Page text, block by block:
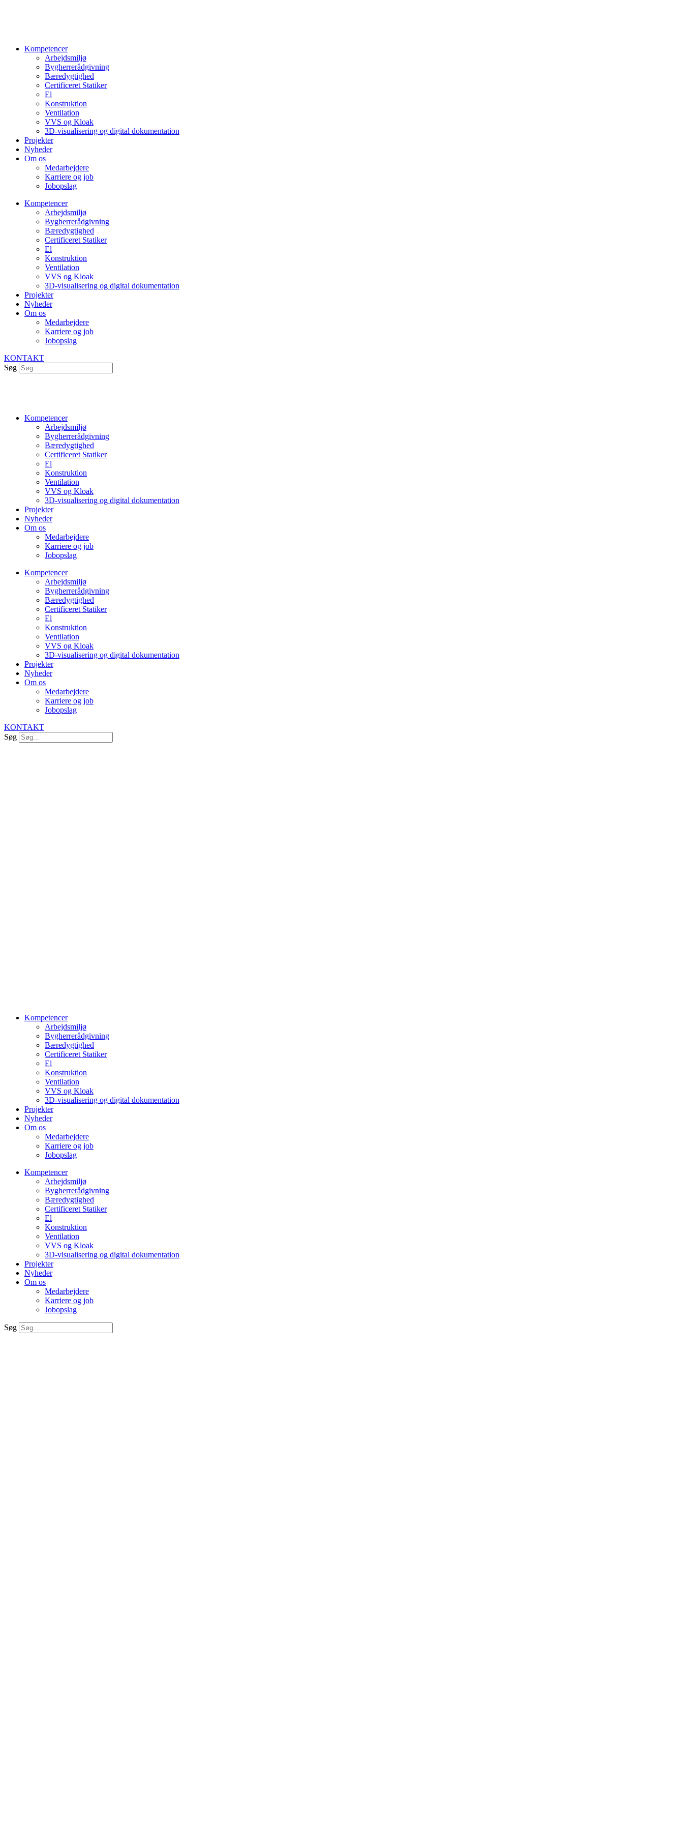
Kompetencer
Arbejdsmiljø
Bygherrerådgivning
Bæredygtighed
Certificeret Statiker
El
Konstruktion
Ventilation
VVS og Kloak
3D-visualisering og digital dokumentation
Projekter
Nyheder
Om os
Medarbejdere
Karriere og job
Jobopslag
Kompetencer
Arbejdsmiljø
Bygherrerådgivning
Bæredygtighed
Certificeret Statiker
El
Konstruktion
Ventilation
VVS og Kloak
3D-visualisering og digital dokumentation
Projekter
Nyheder
Om os
Medarbejdere
Karriere og job
Jobopslag
KONTAKT
Søg
Kompetencer
Arbejdsmiljø
Bygherrerådgivning
Bæredygtighed
Certificeret Statiker
El
Konstruktion
Ventilation
VVS og Kloak
3D-visualisering og digital dokumentation
Projekter
Nyheder
Om os
Medarbejdere
Karriere og job
Jobopslag
Kompetencer
Arbejdsmiljø
Bygherrerådgivning
Bæredygtighed
Certificeret Statiker
El
Konstruktion
Ventilation
VVS og Kloak
3D-visualisering og digital dokumentation
Projekter
Nyheder
Om os
Medarbejdere
Karriere og job
Jobopslag
KONTAKT
Søg
Kompetencer
Arbejdsmiljø
Bygherrerådgivning
Bæredygtighed
Certificeret Statiker
El
Konstruktion
Ventilation
VVS og Kloak
3D-visualisering og digital dokumentation
Projekter
Nyheder
Om os
Medarbejdere
Karriere og job
Jobopslag
Kompetencer
Arbejdsmiljø
Bygherrerådgivning
Bæredygtighed
Certificeret Statiker
El
Konstruktion
Ventilation
VVS og Kloak
3D-visualisering og digital dokumentation
Projekter
Nyheder
Om os
Medarbejdere
Karriere og job
Jobopslag
Søg